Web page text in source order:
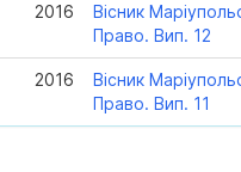
2016
Вісник
Право. Вип. 12
2016
Вісник
Право. Вип. 11